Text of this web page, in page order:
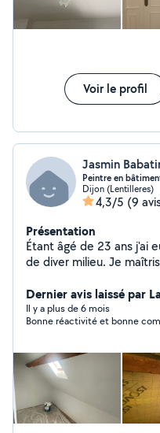
Voir le profil
Jasmin
Peintre en
Dijon (Lentilleres)
4,3/5 (9
Présentation
Étant âgé de 23 ans j'ai
de diver milieu. Je maîtrise la pose de différentes
ainsi que la peinture
ou non ). J'ai également
charpente et zinguerie.
Dernier avis laissé par
Il y a plus de 6 mois
Bonne réactivité et bonne